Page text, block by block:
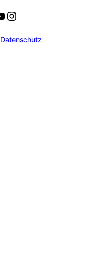
Instagram
Datenschutz